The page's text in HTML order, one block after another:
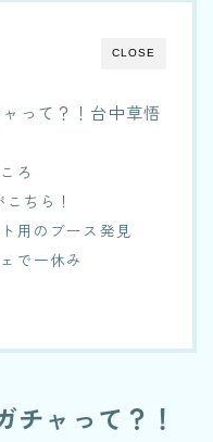
CLOSE
って？！台中草悟
ろ
ちら！
用のブース発見
で一休み
チャって？！